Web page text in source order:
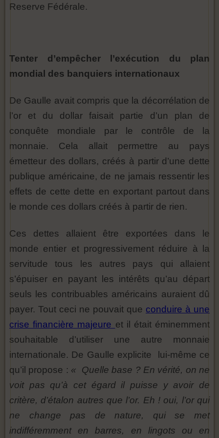
Reserve Fédérale.
Tenter d’empêcher l’exécution du plan
mondial des banquiers internationaux
De Gaulle avait compris que la décorrélation de
l’or et du dollar faisait partie d’un plan de
conquête mondiale par le contrôle de la
monnaie. Cela allait permettre au pays
émetteur des dollars, créés à partir d’une dette
publique américaine, de ne jamais ressentir les
effets de cette dette en exportant partout dans
le monde ces dollars créés à partir de rien.
Ces dettes allaient être exportées dans le
monde entier et progressivement réduire à la
servitude tous les autres pays qui allaient
s’épuiser en payant les intérêts qu’au départ
seuls les contribuables américains auraient dû
payer. Tout ceci ne pouvait que conduire à une
crise financière majeure et il était éminemment
souhaitable d’utiliser une autre monnaie
internationale. De Gaulle explicite lui-même ce
qu’il propose : « Quelle base ? En vérité, on ne
voit pas qu’à cet égard il puisse y avoir de
critère, d’étalon autres que l’or. Eh ! oui, l’or qui
ne change pas de nature, qui se met
indifféremment en barres, en lingots ou en